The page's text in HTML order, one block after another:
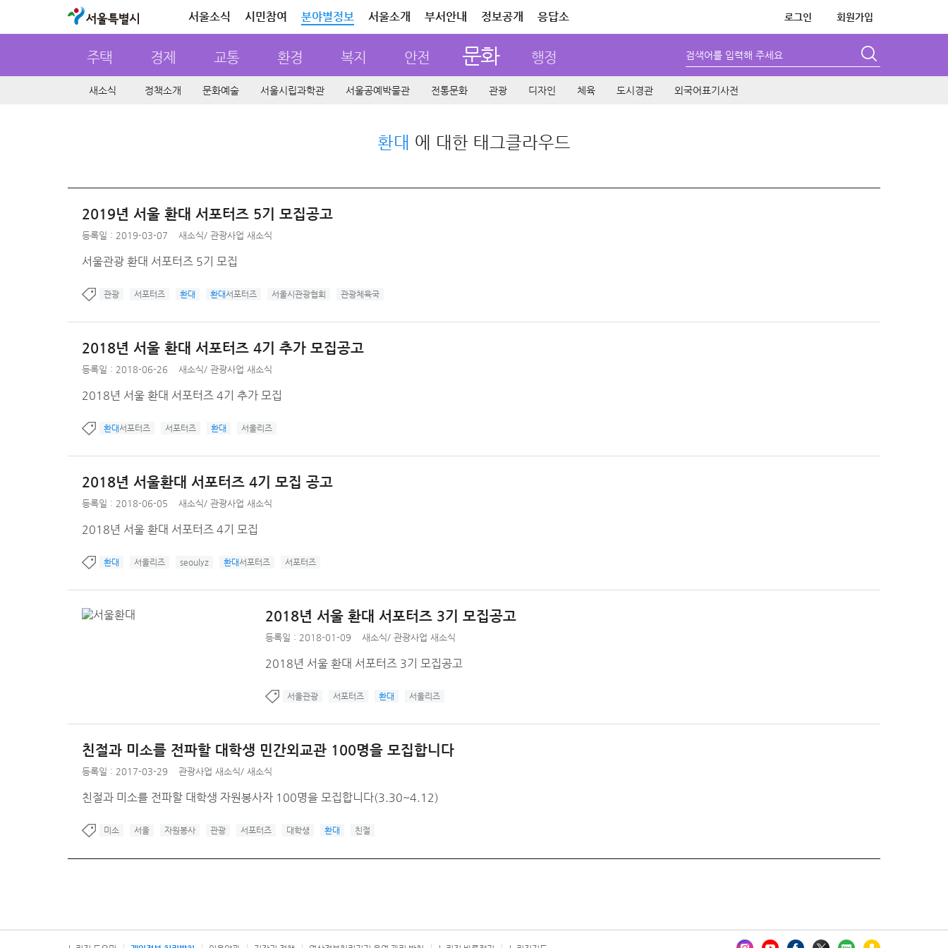
서울특별시 서울소식 시민참여 분야별정보 서울소개 부서안내 정보공개 응답소 로그인 회원가입
주택 경제 교통 환경 복지 안전 문화 행정 검색어를 입력해 주세요
새소식 정책소개 문화예술 서울시립과학관 서울공예박물관 전통문화 관광 디자인 체육 도시경관 외국어표기사전
환대 에 대한 태그클라우드
2019년 서울 환대 서포터즈 5기 모집공고
등록일 : 2019-03-07 새소식/ 관광사업 새소식
서울관광 환대 서포터즈 5기 모집
관광 서포터즈 환대 환대서포터즈 서울시관광협회 관광체육국
2018년 서울 환대 서포터즈 4기 추가 모집공고
등록일 : 2018-06-26 새소식/ 관광사업 새소식
2018년 서울 환대 서포터즈 4기 추가 모집
환대서포터즈 서포터즈 환대 서울리즈
2018년 서울환대 서포터즈 4기 모집 공고
등록일 : 2018-06-05 새소식/ 관광사업 새소식
2018년 서울 환대 서포터즈 4기 모집
환대 서울리즈 seoulyz 환대서포터즈 서포터즈
2018년 서울 환대 서포터즈 3기 모집공고
등록일 : 2018-01-09 새소식/ 관광사업 새소식
2018년 서울 환대 서포터즈 3기 모집공고
서울관광 서포터즈 환대 서울리즈
친절과 미소를 전파할 대학생 민간외교관 100명을 모집합니다
등록일 : 2017-03-29 관광사업 새소식/ 새소식
친절과 미소를 전파할 대학생 자원봉사자 100명을 모집합니다(3.30~4.12)
미소 서울 자원봉사 관광 서포터즈 대학생 환대 친절